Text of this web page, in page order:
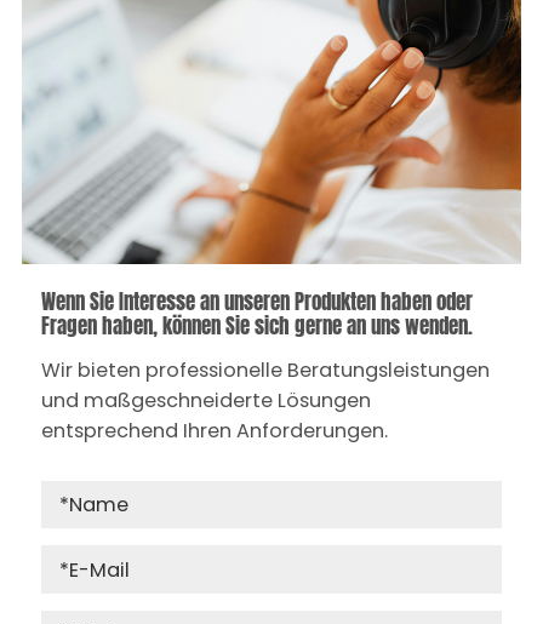
Wenn Sie Interesse an unseren Produkten haben oder
Fragen haben, können Sie sich gerne an uns wenden.
Wir bieten professionelle Beratungsleistungen
und maßgeschneiderte Lösungen
entsprechend Ihren Anforderungen.